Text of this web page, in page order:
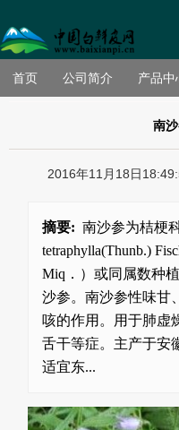
首页 公司简介 产品中
南
2016年11月18日
摘要: 南沙参为桔梗
tetraphylla(Thunb.)
Miq．）或同属数种
沙参。南沙参性味甘
咳的作用。用于肺虚
舌干等症。主产于安
适宜东...